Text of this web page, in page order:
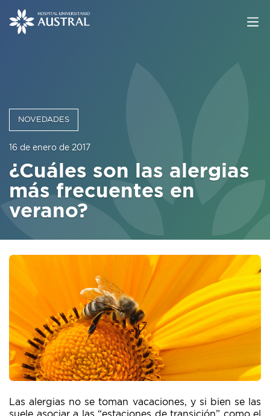
NOVEDADES
16 de enero de 2017
¿Cuáles son las alergias
más frecuentes en
verano?
Las alergias no se toman vacaciones, y si bien se las